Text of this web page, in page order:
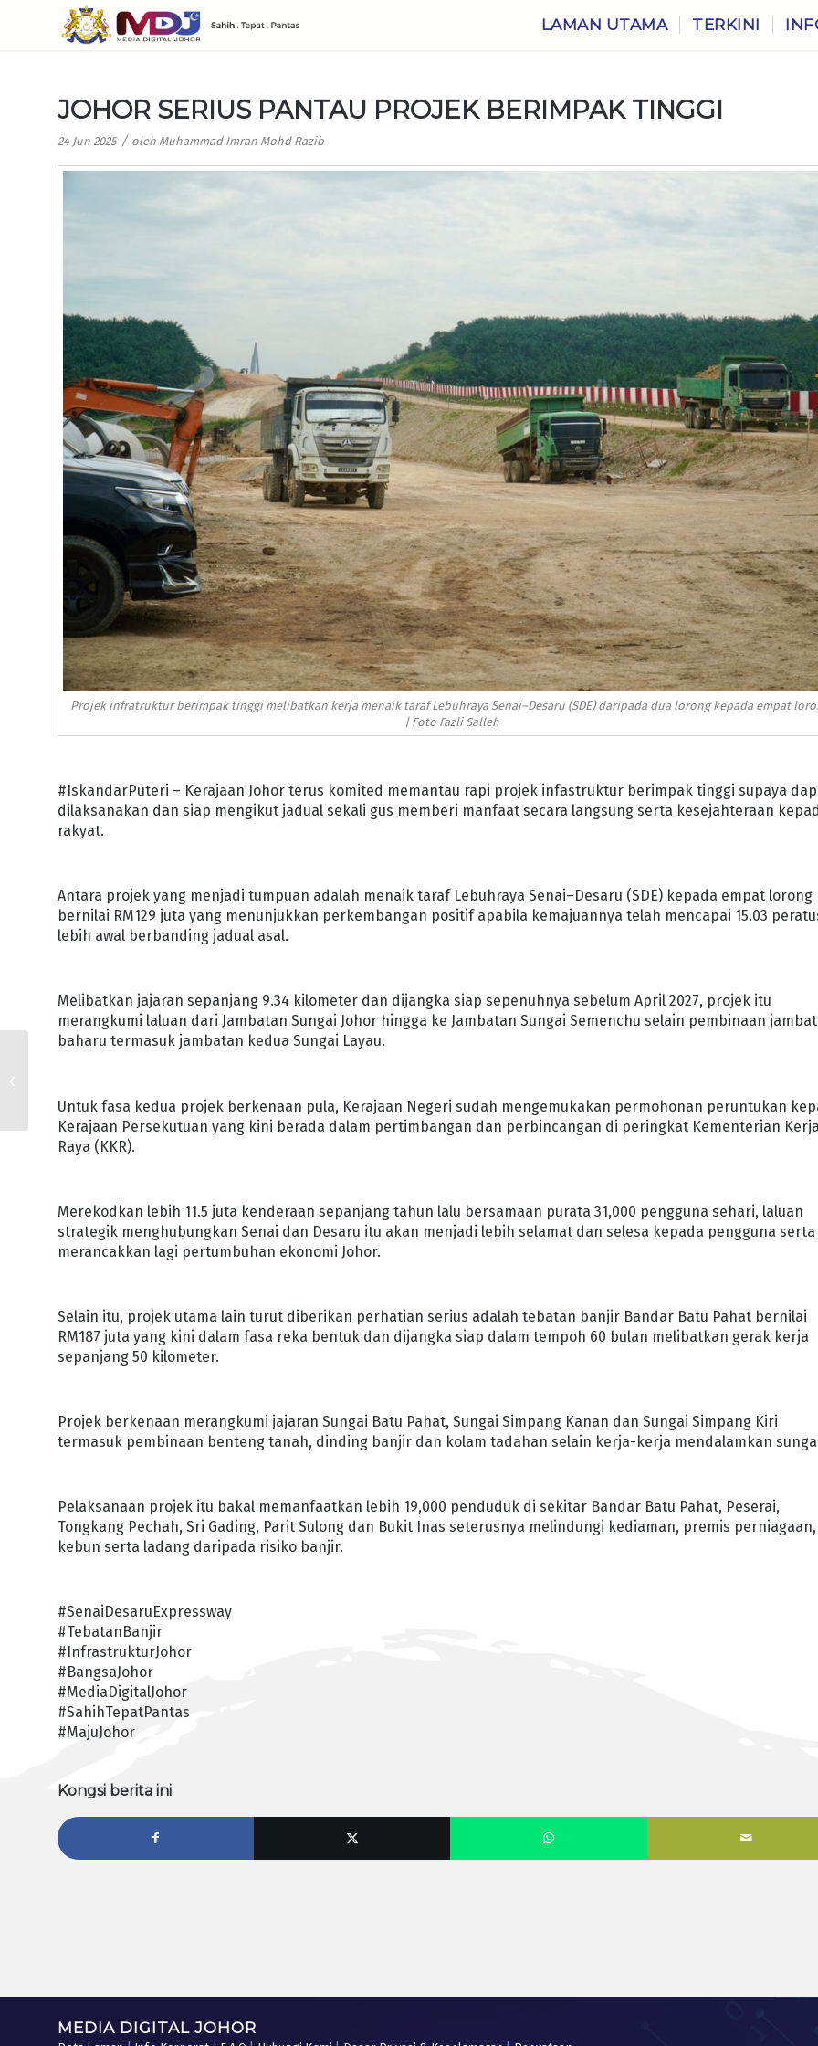
LAMAN UTAMA TERKINI
JOHOR SERIUS PANTAU PROJEK BERIMPAK TINGGI
24 Jun 2025 / oleh Muhammad Imran Mohd Razib
Projek infratruktur berimpak tinggi melibatkan kerja menaik taraf Lebuhraya Senai–Desaru (SDE) daripada dua lorong kepada empat
| Foto Fazli Salleh
#IskandarPuteri – Kerajaan Johor terus komited memantau rapi projek infastruktur berimpak tinggi supaya
dilaksanakan dan siap mengikut jadual sekali gus memberi manfaat secara langsung serta kesejahteraan
rakyat.
Antara projek yang menjadi tumpuan adalah menaik taraf Lebuhraya Senai–Desaru (SDE) kepada empat lorong
bernilai RM129 juta yang menunjukkan perkembangan positif apabila kemajuannya telah mencapai 15.03
lebih awal berbanding jadual asal.
Melibatkan jajaran sepanjang 9.34 kilometer dan dijangka siap sepenuhnya sebelum April 2027, projek itu
merangkumi laluan dari Jambatan Sungai Johor hingga ke Jambatan Sungai Semenchu selain pembinaan
baharu termasuk jambatan kedua Sungai Layau.
Untuk fasa kedua projek berkenaan pula, Kerajaan Negeri sudah mengemukakan permohonan peruntukan
Kerajaan Persekutuan yang kini berada dalam pertimbangan dan perbincangan di peringkat Kementerian
Raya (KKR).
Merekodkan lebih 11.5 juta kenderaan sepanjang tahun lalu bersamaan purata 31,000 pengguna sehari, laluan
strategik menghubungkan Senai dan Desaru itu akan menjadi lebih selamat dan selesa kepada pengguna serta
merancakkan lagi pertumbuhan ekonomi Johor.
Selain itu, projek utama lain turut diberikan perhatian serius adalah tebatan banjir Bandar Batu Pahat bernilai
RM187 juta yang kini dalam fasa reka bentuk dan dijangka siap dalam tempoh 60 bulan melibatkan gerak kerja
sepanjang 50 kilometer.
Projek berkenaan merangkumi jajaran Sungai Batu Pahat, Sungai Simpang Kanan dan Sungai Simpang Kiri
termasuk pembinaan benteng tanah, dinding banjir dan kolam tadahan selain kerja-kerja mendalamkan
Pelaksanaan projek itu bakal memanfaatkan lebih 19,000 penduduk di sekitar Bandar Batu Pahat, Peserai,
Tongkang Pechah, Sri Gading, Parit Sulong dan Bukit Inas seterusnya melindungi kediaman, premis perniagaan,
kebun serta ladang daripada risiko banjir.
#SenaiDesaruExpressway
#TebatanBanjir
#InfrastrukturJohor
#BangsaJohor
#MediaDigitalJohor
#SahihTepatPantas
#MajuJohor
Kongsi berita ini
MEDIA DIGITAL JOHOR
JOHOR